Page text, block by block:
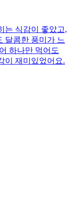
는 식감이 좋았고,
달콤한 풍미가 느
하나만 먹어도
이 재미있었어요.